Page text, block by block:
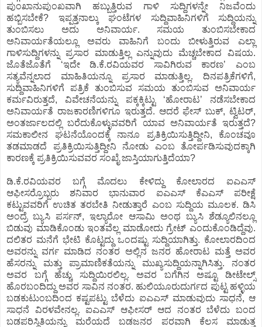
ಪುಂಖಾನುಪುಂಖವಾಗಿ ಹಬ್ಬುತ್ತಿರುವ ಗಾಳಿ ಸುದ್ದಿಗಳನ್ನೇ ನಿಜವೆಂದು
ಹಬ್ಬಿಸಬೇಕೆ? ಇಪ್ಪತ್ತನಾಲ್ಕು ಘಂಟೆಗಳ ಸುದ್ದಿವಾಹಿನಿಗಳಿಗೆ ಸುದ್ದಿಯನ್ನು
ತುಂಬಿಸಲು ಅದು ಅನಿವಾರ್ಯ. ಸಮಯ ತುಂಬಿಸಬೇಕಾದ
ಅನಿವಾರ್ಯತೆಯಲ್ಲೂ ಅವರು ವಾಹಿನಿಗೆ ಬಂದು ಬೀಳುತ್ತಿರುವ ಎಲ್ಲಾ
ಗಾಳಿಸುದ್ದಿಗಳನ್ನು ಪ್ರಸಾರ ಮಾಡುತ್ತಿಲ್ಲ ಎನ್ನುವುದು ಮೆಚ್ಚಬೇಕಾದ ವಿಷಯ.
ಜೊತೆಜೊತೆಗೆ ‘ಇದೇ ಡಿ.ಕೆ.ರವಿಯವರ ಸಾವಿಗಿರುವ ಕಾರಣ’ ಎಂಬ
ಸತ್ಯವೆನ್ನಲಾದ ಮಾಹಿತಿಯನ್ನೂ ಪ್ರಸಾರ ಮಾಡುತ್ತಿಲ್ಲ. ದಿನಪತ್ರಿಕೆಗಳಿಗೆ,
ಸುದ್ದಿವಾಹಿನಿಗಳಿಗೆ ಪತ್ರಿಕೆ ತುಂಬಿಸುವ ಸಮಯ ತುಂಬಿಸುವ ಅನಿವಾರ್ಯ
ಕರ್ಮವಿರುತ್ತದೆ, ವಿವೇಚನೆಯನ್ನು ಪಕ್ಕಕ್ಕಿಟ್ಟು ‘ಹೋರಾಟ’ ನಡೆಸಬೇಕಾದ
ಅನಿವಾರ್ಯತೆ ರಾಜಕಾರಣಿಗಳಿಗೂ ಇರುತ್ತದೆ. ಆದರೆ ಫೇಸ್ ಬುಕ್, ಟ್ವಿಟರ್,
ಅಂತರ್ಜಾಲದಲ್ಲಿ ಬರೆದುಕೊಳ್ಳುವವರಿಗೆ ಯಾವ ಅನಿವಾರ್ಯತೆ ಇರುತ್ತದೆ?
ಸಮಕಾಲೀನ ಘಟನೆಯೊಂದಕ್ಕೆ ನಾನೂ ಪ್ರತಿಕ್ರಿಯಿಸುತ್ತಿದ್ದೀನಿ, ಕೊಂಚವೂ
ತಡಮಾಡದೆ ಪ್ರತಿಕ್ರಿಯಿಸುತ್ತಿದ್ದೀನಿ ನೋಡು ಎಂಬ ತೋರ್ಪಡಿಸುವುದಕ್ಕಾಗಿ
ಕಾರಣಕ್ಕೆ ಪ್ರತಿಕ್ರಿಯಿಸುವವರ ಸಂಖೈ ಜಾಸ್ತಿಯಾಗುತ್ತಿದೆಯಾ?
ಡಿ.ಕೆ.ರವಿಯವರ ಬಗ್ಗೆ ಮೊದಲು ಕೇಳಿದ್ದು ಕೋಲಾರದ ಐಎಎಸ್
ಆಫೀಸರ್ರೊಬ್ಬರು ಶನಿವಾರ ಭಾನುವಾರ ಐಎಎಸ್ ಕೆಎಎಸ್ ಪರೀಕ್ಷೆ
ಕಟ್ಟುವವರಿಗೆ ಉಚಿತ ತರಬೇತಿ ನೀಡುತ್ತಾರೆ ಎಂಬ ಸುದ್ದಿಯ ಮೂಲಕ. ಡಿಸಿ
ಅಂದ್ರೆ ಬ್ಯುಸಿ ಪರ್ಸನ್, ಇಲ್ಯಾರೋ ಆಸಾಮಿ ಅಂಥ ಬ್ಯುಸಿ ಶೆಡ್ಯೂಲಿನಲ್ಲೂ
ಬಿಡುವು ಮಾಡಿಕೊಂಡು ಇಂತವೆಲ್ಲ ಮಾಡೋದು ಗ್ರೇಟ್ ಎಂದುಕೊಂಡಿದ್ದೆವು.
ದಲಿತರ ಮನೆಗೆ ಭೇಟಿ ಕೊಟ್ಟದ್ದು ಒಂದಷ್ಟು ಸುದ್ದಿಯಾಗಿತ್ತು. ಕೋಲಾರದಿಂದ
ಅವರನ್ನು ವರ್ಗ ಮಾಡಿದ ನಂತರ ಅಲ್ಲಿನ ಜನರ ಹೋರಾಟ ಮತ್ತೆ ಅವರ
ಹೆಸರನ್ನು ಮತ್ತು ಪ್ರಾಮಾಣಿಕತೆಯನ್ನು ಮುಖ್ಯಸುದ್ದಿಯನ್ನಾಗಿಸಿತ್ತು. ನಂತರ
ಅವರ ಬಗ್ಗೆ ಹೆಚ್ಚು ಸುದ್ದಿಯಿರಲಿಲ್ಲ. ಅವರ ಬಗೆಗಿನ ಅಷ್ಟೂ ಡೀಟೇಲ್ಸ್
ಹೊರಬಂದಿದ್ದು ಅವರ ಸಾವಿನ ನಂತರ. ಹುಲಿಯೂರುದುರ್ಗದ ಪುಟ್ಟ ಹಳ್ಳಿಯ
ಬಡಕುಟುಂಬದಿಂದ ಕಷ್ಟಪಟ್ಟು ಬೆಳೆದು ಐಎಎಸ್ ಮಾಡುವುದು ಸಾಧನೆ, ಆ
ಸಾಧನೆ ವಿರಳವೇನಲ್ಲ. ಐಎಎಸ್ ಆಫೀಸರ್ ಆದ ನಂತರ ಬೆಳೆದು ಬಂದ
ಬಡಪರಿಸ್ಥಿತಿಯನ್ನು ಮರೆಯದೆ ಬಡಜನರ ಪರವಾಗಿ ಕೆಲಸ ಮಾಡುತ್ತ